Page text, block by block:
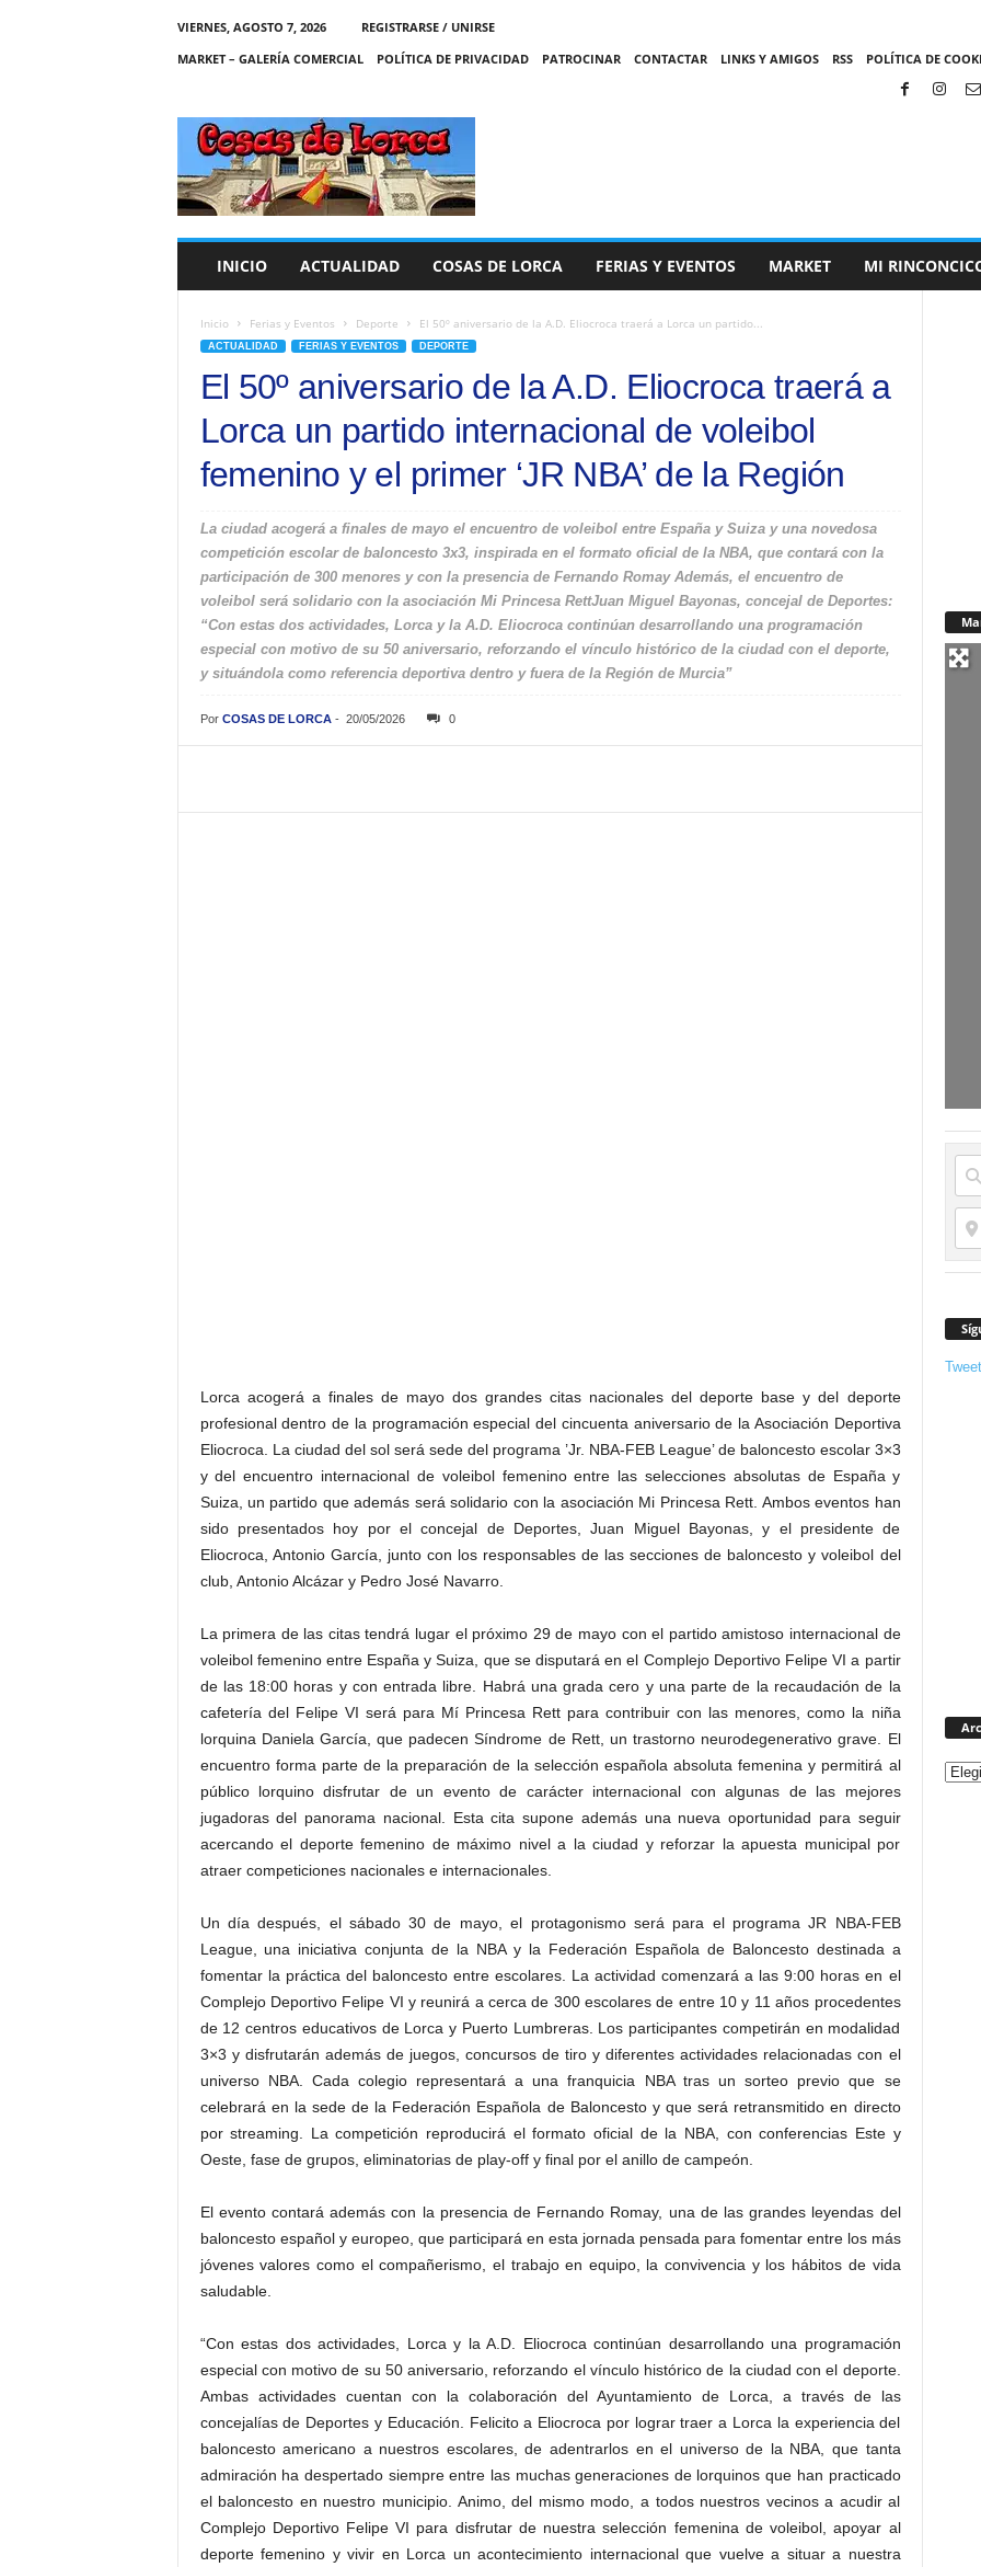
VIERNES, AGOSTO 7, 2026
REGISTRARSE / UNIRSE
MARKET – GALERÍA COMERCIAL
POLÍTICA DE PRIVACIDAD PATROCINAR CONTACTAR LINKS Y AMIGOS RSS POLÍTICA DE
C
A
S
INICIO ACTUALIDAD COSAS DE LORCA FERIAS Y EVENTOS MARKET MI
Inicio Ferias y Eventos Deporte El 50º aniversario de la A.D. Eliocroca traerá a Lorca un partido...
ACTUALIDAD FERIAS Y EVENTOS DEPORTE
El 50º aniversario de la A.D. Eliocroca traerá a
Lorca un partido internacional de voleibol
femenino y el primer ‘JR NBA’ de la Región
La ciudad acogerá a finales de mayo el encuentro de voleibol entre España y Suiza y una novedosa
competición escolar de baloncesto 3x3, inspirada en el formato oficial de la NBA, que contará con la
participación de 300 menores y con la presencia de Fernando Romay Además, el encuentro de
voleibol será solidario con la asociación Mi Princesa RettJuan Miguel Bayonas, concejal de Deportes:
“Con estas dos actividades, Lorca y la A.D. Eliocroca continúan desarrollando una programación
especial con motivo de su 50 aniversario, reforzando el vínculo histórico de la ciudad con el deporte,
y situándola como referencia deportiva dentro y fuera de la Región de Murcia”
Por COSAS DE LORCA- 20/05/2026 0
Lorca acogerá a finales de mayo dos grandes citas nacionales del deporte base y del deporte
profesional dentro de la programación especial del cincuenta aniversario de la Asociación Deportiva
Eliocroca. La ciudad del sol será sede del programa ’Jr. NBA-FEB League’ de baloncesto escolar 3×3
y del encuentro internacional de voleibol femenino entre las selecciones absolutas de España y
Suiza, un partido que además será solidario con la asociación Mi Princesa Rett. Ambos eventos han
sido presentados hoy por el concejal de Deportes, Juan Miguel Bayonas, y el presidente de
Eliocroca, Antonio García, junto con los responsables de las secciones de baloncesto y voleibol del
club, Antonio Alcázar y Pedro José Navarro.
La primera de las citas tendrá lugar el próximo 29 de mayo con el partido amistoso internacional de
voleibol femenino entre España y Suiza, que se disputará en el Complejo Deportivo Felipe VI a partir
de las 18:00 horas y con entrada libre. Habrá una grada cero y una parte de la recaudación de la
cafetería del Felipe VI será para Mí Princesa Rett para contribuir con las menores, como la niña
lorquina Daniela García, que padecen Síndrome de Rett, un trastorno neurodegenerativo grave. El
encuentro forma parte de la preparación de la selección española absoluta femenina y permitirá al
público lorquino disfrutar de un evento de carácter internacional con algunas de las mejores
jugadoras del panorama nacional. Esta cita supone además una nueva oportunidad para seguir
acercando el deporte femenino de máximo nivel a la ciudad y reforzar la apuesta municipal por
atraer competiciones nacionales e internacionales.
Un día después, el sábado 30 de mayo, el protagonismo será para el programa JR NBA-FEB
League, una iniciativa conjunta de la NBA y la Federación Española de Baloncesto destinada a
fomentar la práctica del baloncesto entre escolares. La actividad comenzará a las 9:00 horas en el
Complejo Deportivo Felipe VI y reunirá a cerca de 300 escolares de entre 10 y 11 años procedentes
de 12 centros educativos de Lorca y Puerto Lumbreras. Los participantes competirán en modalidad
3×3 y disfrutarán además de juegos, concursos de tiro y diferentes actividades relacionadas con el
universo NBA. Cada colegio representará a una franquicia NBA tras un sorteo previo que se
celebrará en la sede de la Federación Española de Baloncesto y que será retransmitido en directo
por streaming. La competición reproducirá el formato oficial de la NBA, con conferencias Este y
Oeste, fase de grupos, eliminatorias de play-off y final por el anillo de campeón.
El evento contará además con la presencia de Fernando Romay, una de las grandes leyendas del
baloncesto español y europeo, que participará en esta jornada pensada para fomentar entre los más
jóvenes valores como el compañerismo, el trabajo en equipo, la convivencia y los hábitos de vida
saludable.
“Con estas dos actividades, Lorca y la A.D. Eliocroca continúan desarrollando una programación
especial con motivo de su 50 aniversario, reforzando el vínculo histórico de la ciudad con el deporte.
Ambas actividades cuentan con la colaboración del Ayuntamiento de Lorca, a través de las
concejalías de Deportes y Educación. Felicito a Eliocroca por lograr traer a Lorca la experiencia del
baloncesto americano a nuestros escolares, de adentrarlos en el universo de la NBA, que tanta
admiración ha despertado siempre entre las muchas generaciones de lorquinos que han practicado
el baloncesto en nuestro municipio. Animo, del mismo modo, a todos nuestros vecinos a acudir al
Complejo Deportivo Felipe VI para disfrutar de nuestra selección femenina de voleibol, apoyar al
deporte femenino y vivir en Lorca un acontecimiento internacional que vuelve a situar a nuestra